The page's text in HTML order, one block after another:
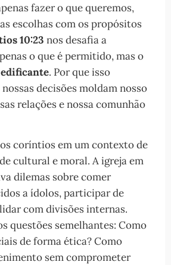
fazer o que queremos,
escolhas com os propósitos
10:23 nos desafia a
o que é permitido, mas o
edificante. Por que isso
decisões moldam nosso
relações e nossa comunhão
coríntios em um contexto de
cultural e moral. A igreja em
dilemas sobre comer
a ídolos, participar de
com divisões internas.
questões semelhantes: Como
de forma ética? Como
sem comprometer